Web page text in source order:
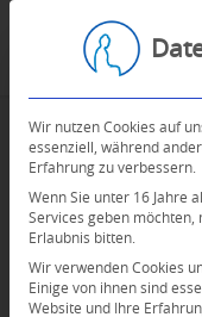
Wir nutzen Cookies auf
essenziell, während
Erfahrung zu verbessern.
Wenn Sie unter 16 Jahre
Services geben möchten,
Erlaubnis bitten.
Wir verwenden Cookies
Einige von ihnen sind
Website und Ihre